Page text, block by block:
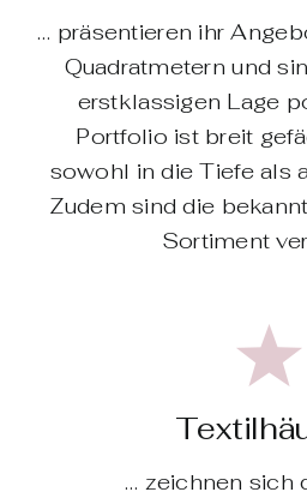
… präsentieren ihr
Quadratmetern und
erstklassigen Lage
Portfolio ist breit
sowohl in die Tiefe als
Zudem sind die
Sortiment
… zeichnen sich